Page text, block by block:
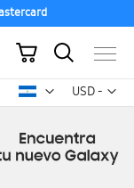
USD -
dólar
Mi carrito